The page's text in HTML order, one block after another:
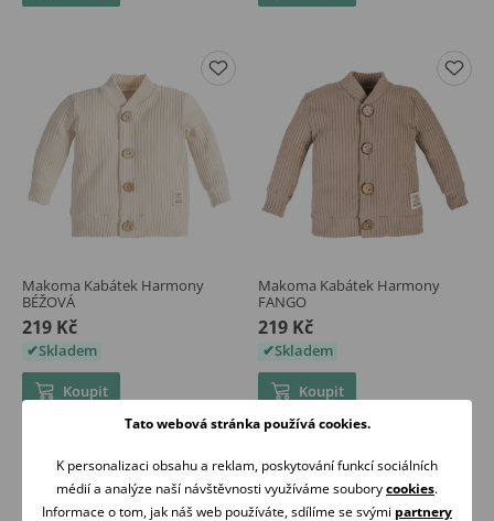
Makoma Kabátek Harmony
BÉŽOVÁ
219 Kč
Skladem
Koupit
Makoma Kabátek Harmony
FANGO
219 Kč
Skladem
Koupit
Tato webová stránka používá cookies.
K personalizaci obsahu a reklam, poskytování funkcí sociálních
médií a analýze naší návštěvnosti využíváme souborycookies.
Informace o tom, jak náš web používáte, sdílíme se svými partnery